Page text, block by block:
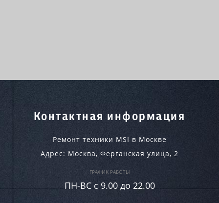
Контактная информация
Ремонт техники MSI в Москве
Адрес: Москва, Ферганская улица, 2
ГРАФИК РАБОТЫ
ПН-ВC c 9.00 до 22.00